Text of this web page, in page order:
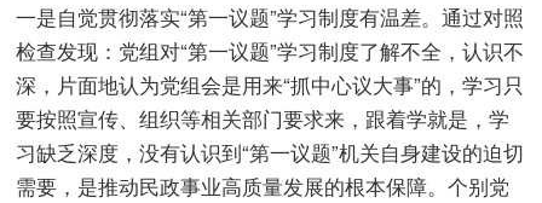
一是自觉贯彻落实“第一议题”学习制度有温差。通过对照
检查发现：党组对“第一议题”学习制度了解不全，认识不
深，片面地认为党组会是用来“抓中心议大事”的，学习只
要按照宣传、组织等相关部门要求来，跟着学就是，学
习缺乏深度，没有认识到“第一议题”机关自身建设的迫切
需要，是推动民政事业高质量发展的根本保障。个别党